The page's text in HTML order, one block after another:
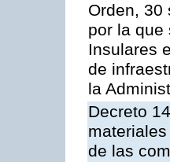
Orden, 30
por la que
Insulares
de
la
Decreto
de las